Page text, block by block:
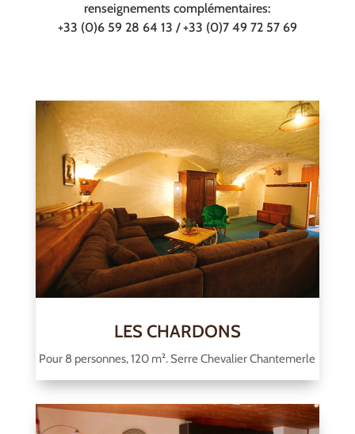
renseignements complémentaires:
+33 (0)6 59 28 64 13 / +33 (0)7 49 72 57 69
LES CHARDONS
Pour 8 personnes, 120 m². Serre Chevalier Chantemerle